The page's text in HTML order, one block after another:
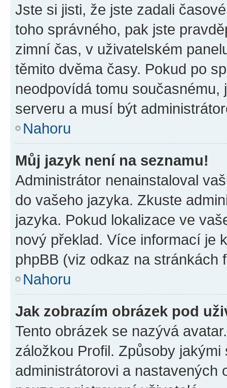
Jste si jisti, že jste zadali
toho správného, pak jste
zimní čas, v uživatelském
těmito dvěma časy. Pokud po
neodpovídá tomu
serveru a musí být
Nahoru
Můj jazyk není na seznamu!
Administrátor nenainstaloval
do vašeho jazyka. Zkuste
jazyka. Pokud lokalizace ve
nový překlad. Více informací je
phpBB (viz odkaz na stránkách
Nahoru
Jak zobrazím obrázek pod
Tento obrázek se nazývá
záložkou Profil. Způsoby
administrátorovi a nastavených